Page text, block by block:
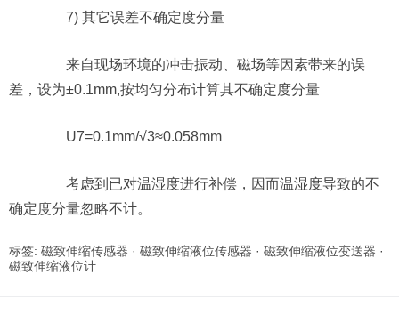
7) 其它误差不确定度分量
来自现场环境的冲击振动、磁场等因素带来的误
差，设为±0.1mm,按均匀分布计算其不确定度分量
U7=0.1mm/√3≈0.058mm
考虑到已对温湿度进行补偿，因而温湿度导致的不
确定度分量忽略不计。
标签: 磁致伸缩传感器 · 磁致伸缩液位传感器 · 磁致伸缩液位变送器 ·
磁致伸缩液位计